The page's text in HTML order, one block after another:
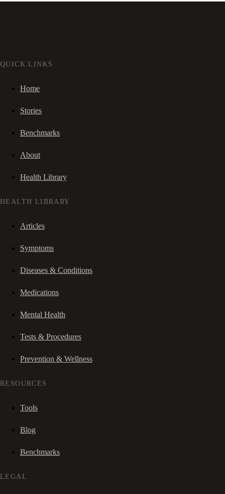
QUICK LINKS
Home
Stories
Benchmarks
About
Health Library
HEALTH LIBRARY
Articles
Symptoms
Diseases & Conditions
Medications
Mental Health
Tests & Procedures
Prevention & Wellness
RESOURCES
Tools
Blog
Benchmarks
LEGAL